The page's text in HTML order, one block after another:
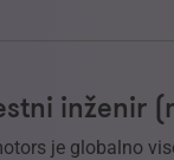
inženir
je globalno